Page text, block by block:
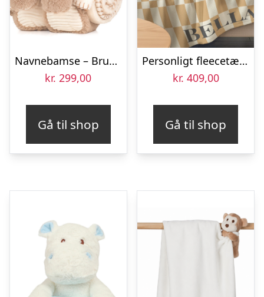
Navnebamse – Brun Kanin med tæppe
kr. 299,00
Gå til shop
Personligt fleecetæppe med billede – Dyr – 100×150
kr. 409,00
Gå til shop